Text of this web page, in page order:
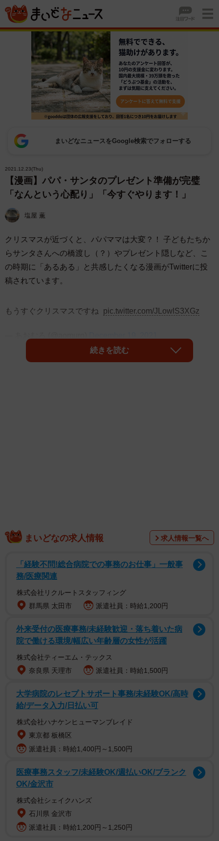
まいどなニュースをGoogle検索でフォローする
2021.12.23(Thu)
【漫画】パパ・サンタのプレゼント準備が完璧
「なんという心配り」「今すぐやります！」
塩屋 薫
クリスマスが近づくと、パパママは大変？！ 子どもたちか
らサンタさんへの橋渡し（？）やプレゼント隠しなど、こ
の時期に「あるある」と共感したくなる漫画がTwitterに投
稿されています。
もうすぐクリスマスですね pic.twitter.com/JLowlS3XGz
「プレゼントの箱を置いておきたいサンタさんへ」で始ま
続きを読む
まいどなの求人情報 求人情報一覧へ
「経験不問!総合病院での事務のお仕事」一般事
務/医療関連
株式会社リクルートスタッフィング
群馬県 太田市
派遣社員：時給1,200円
外来受付の医療事務/未経験歓迎・落ち着いた病
院で働ける環境/幅広い年齢層の女性が活躍
株式会社ティーエム・テックス
奈良県 天理市
派遣社員：時給1,500円
大学病院のレセプトサポート事務/未経験OK/高時
給/データ入力/日払い可
株式会社ハナケンヒューマンブレイド
東京都 板橋区
派遣社員：時給1,400円～1,500円
医療事務スタッフ/未経験OK/週払いOK/ブランク
OK/金沢市
株式会社シェイクハンズ
石川県 金沢市
派遣社員：時給1,200円～1,250円